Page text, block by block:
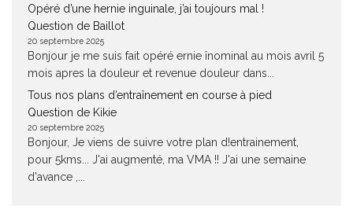
Opéré d’une hernie inguinale, j’ai toujours mal !
Question de Baillot
20 septembre 2025
Bonjour je me suis fait opéré ernie înominal au mois avril 5
mois apres la douleur et revenue douleur dans...
Tous nos plans d’entraînement en course à pied
Question de Kikie
20 septembre 2025
Bonjour, Je viens de suivre votre plan d!entrainement,
pour 5kms... J'ai augmenté, ma VMA !! J'ai une semaine
d'avance ,...